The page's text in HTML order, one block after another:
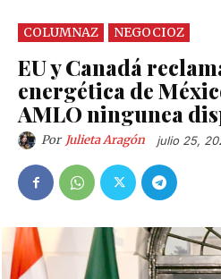
COLUMNAZ NEGOCIOZ
EU y Canadá
energética de
AMLO ningunea
Por Julieta Aragón julio 25,